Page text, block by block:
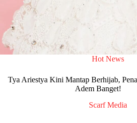
Hot News
Tya Ariestya Kini Mantap Berhijab,
Adem Banget!
Scarf Media